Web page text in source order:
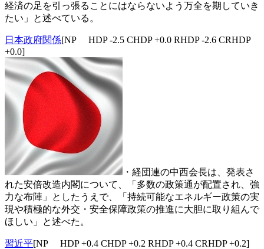
経済の足を引っ張ることにはならないよう万全を期していき
たい」と述べている。
日本政府関係[NP HDP -2.5 CHDP +0.0 RHDP -2.6 CRHDP
+0.0]
・経団連の中西会長は、発表さ
れた安倍改造内閣について、「多数の政策通が配置され、強
力な布陣」としたうえで、「持続可能なエネルギー政策の実
現や積極的な外交・安全保障政策の推進に大胆に取り組んで
ほしい」と述べた。
習近平[NP HDP +0.4 CHDP +0.2 RHDP +0.4 CRHDP +0.2]